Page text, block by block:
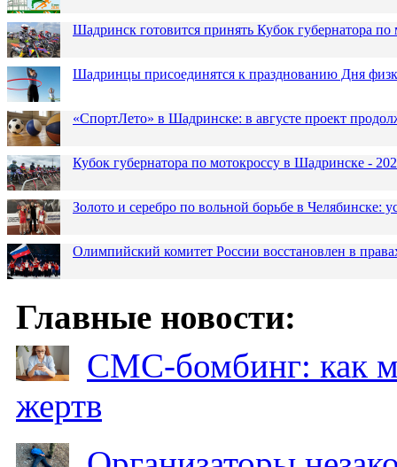
Шадринск готовится принять Кубок губернатора по
Шадринцы присоединятся к празднованию Дня
«СпортЛето» в Шадринске: в августе проект
Кубок губернатора по мотокроссу в Шадринске -
Золото и серебро по вольной борьбе в Челябинске:
Олимпийский комитет России восстановлен в
Главные новости:
СМС-бомбинг: как
жертв